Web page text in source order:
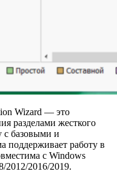
Wizard — это
разделами жесткого
с базовыми и
поддерживает работу в
с Windows
2012/2016/2019.